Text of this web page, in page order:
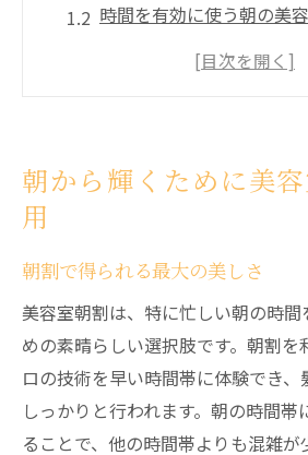
時間を有効に使う朝の美
忙しい朝におすすめの時
美容室朝割の予約方法と
特典を最大限に活用する方
朝割で受けられる特別メ
早朝来店の隠れたメリット
京都市山科区限定の朝割
美容室朝割で得られるリ
朝から輝くために美
用
朝割で得られる最大の美しさ
美容室朝割は、特に忙しい朝の時
めの素晴らしい選択肢です。朝割を
ロの技術を早い時間帯に体験でき
しっかりと行われます。朝の時間
ることで、他の時間帯よりも混雑が